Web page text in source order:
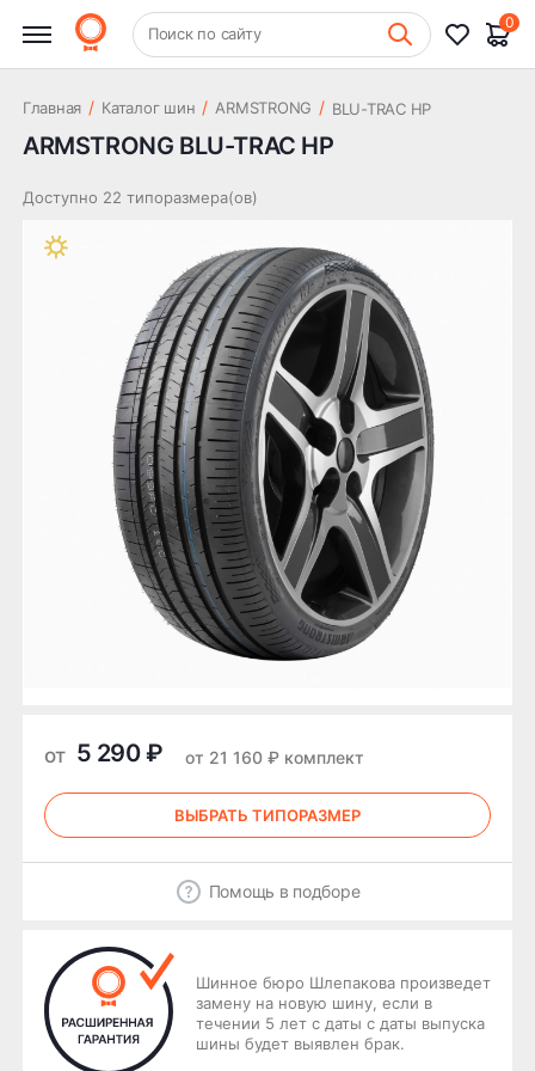
+7 (831) 261-35-35 Шиномонтаж
Поиск по сайту
0
Главная / Каталог шин / ARMSTRONG / BLU-TRAC HP
ARMSTRONG BLU-TRAC HP
Доступно 22 типоразмера(ов)
от 5 290 ₽ от 21 160 ₽ комплект
ВЫБРАТЬ ТИПОРАЗМЕР
Помощь в подборе
Шинное бюро Шлепакова произведет
замену на новую шину, если в
течении 5 лет с даты с даты выпуска
шины будет выявлен брак.